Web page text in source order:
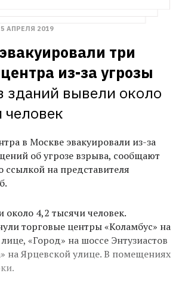
АПРЕЛЯ 2019
три
из-за угрозы
зданий вывели около
человек
в Москве эвакуировали из-за
об угрозе взрыва, сообщают
ссылкой на представителя
около 4,2 тысячи человек.
торговые центры «Коламбус» на
«Город» на шоссе Энтузиастов
на Ярцевской улице. В помещениях